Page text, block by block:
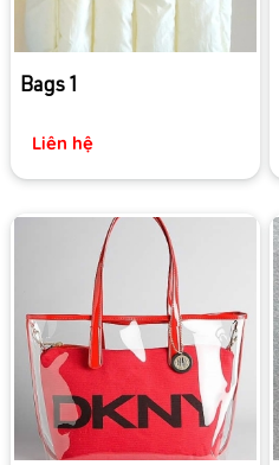
Bags 1
Liên hệ